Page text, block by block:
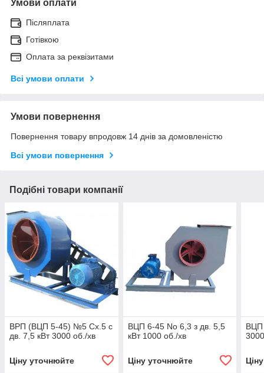
Умови оплати
Післяплата
Готівкою
Оплата за реквізитами
Всі умови оплати
Умови повернення
Повернення товару впродовж 14 днів за домовленістю
Всі умови повернення
Подібні товари компанії
ВРП (ВЦП 5-45) №5 Сх.5 с
дв. 7,5 кВт 3000 об./хв
Ціну уточнюйте
ВЦП 6-45 No 6,3 з дв. 5,5
кВт 1000 об./хв
Ціну уточнюйте
ВЦП